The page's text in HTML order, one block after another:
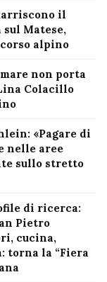
il
Matese,
alpino
non porta
Colacillo
«Pagare di
nelle aree
sullo stretto
di ricerca:
Pietro
cucina,
torna la “Fiera